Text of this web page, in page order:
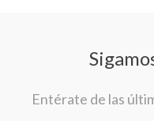
Entérate de las